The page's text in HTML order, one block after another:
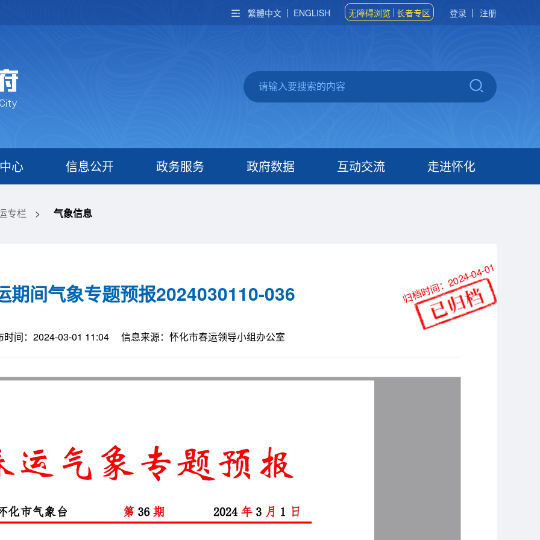
繁體中文 ENGLISH 无障碍浏览 长者专区 登录 注册
心 信息公开 政务服务 政府数据 互动交流 走进怀化
专栏 > 气象信息
期间气象专题预报2024030110-036
时间：2024-03-01 11:04 信息来源：怀化市春运领导小组办公室
归档时间：2024-04-01